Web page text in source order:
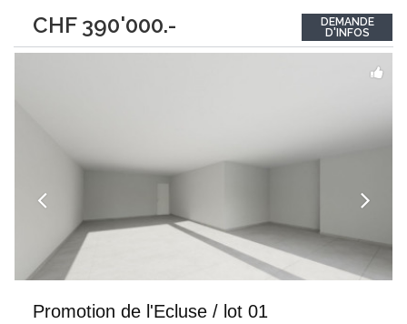
CHF 390'000.-
l'évènementiel. Il y a un très fort potentiel avec une clientèle
fidèle. Pour...
DEMANDE
D'INFOS
Promotion de l'Ecluse / lot 01